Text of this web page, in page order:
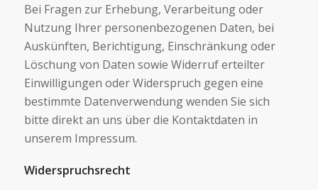
Bei Fragen zur Erhebung, Verarbeitung oder
Nutzung Ihrer personenbezogenen Daten, bei
Auskünften, Berichtigung, Einschränkung oder
Löschung von Daten sowie Widerruf erteilter
Einwilligungen oder Widerspruch gegen eine
bestimmte Datenverwendung wenden Sie sich
bitte direkt an uns über die Kontaktdaten in
unserem Impressum.
Widerspruchsrecht